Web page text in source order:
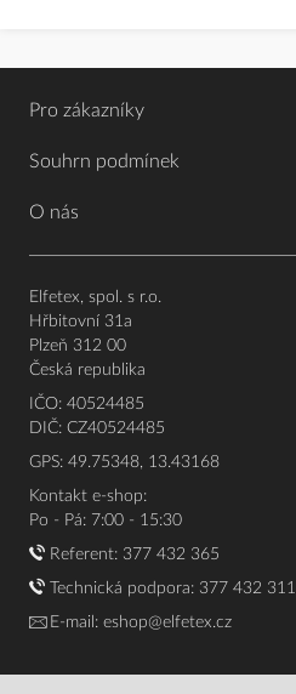
Pro zákazníky
Souhrn podmínek
O nás
Elfetex, spol. s r.o.
Hřbitovní 31a
Plzeň 312 00
Česká republika
IČO: 40524485
DIČ: CZ40524485
GPS: 49.75348, 13.43168
Kontakt e-shop:
Po - Pá: 7:00 - 15:30
Referent: 377 432 365
Technická podpora: 377 432 311
E-mail: eshop@elfetex.cz